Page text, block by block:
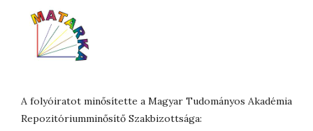
A folyóiratot minősítette a Magyar Tudományos Akadémia
Repozitóriumminősítő Szakbizottsága: